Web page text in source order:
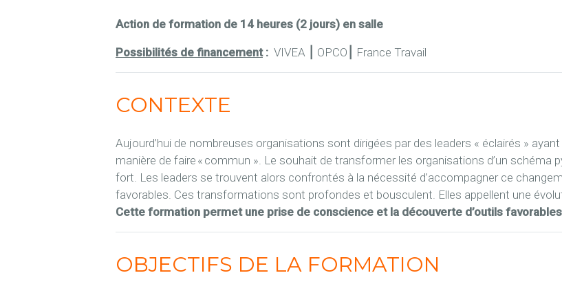
Action de formation de 14 heures (2 jours) en salle
Possibilités de financement: VIVEA OPCO France Travail
CONTEXTE
Aujourd’hui de nombreuses organisations sont dirigées par des leaders « éclairés »
manière de faire « commun ». Le souhait de transformer les organisations d’un
fort. Les leaders se trouvent alors confrontés à la nécessité d’accompagner ce
favorables. Ces transformations sont profondes et bousculent. Elles appellent une
Cette formation permet une prise de conscience et la découverte d’outils
OBJECTIFS DE LA FORMATION